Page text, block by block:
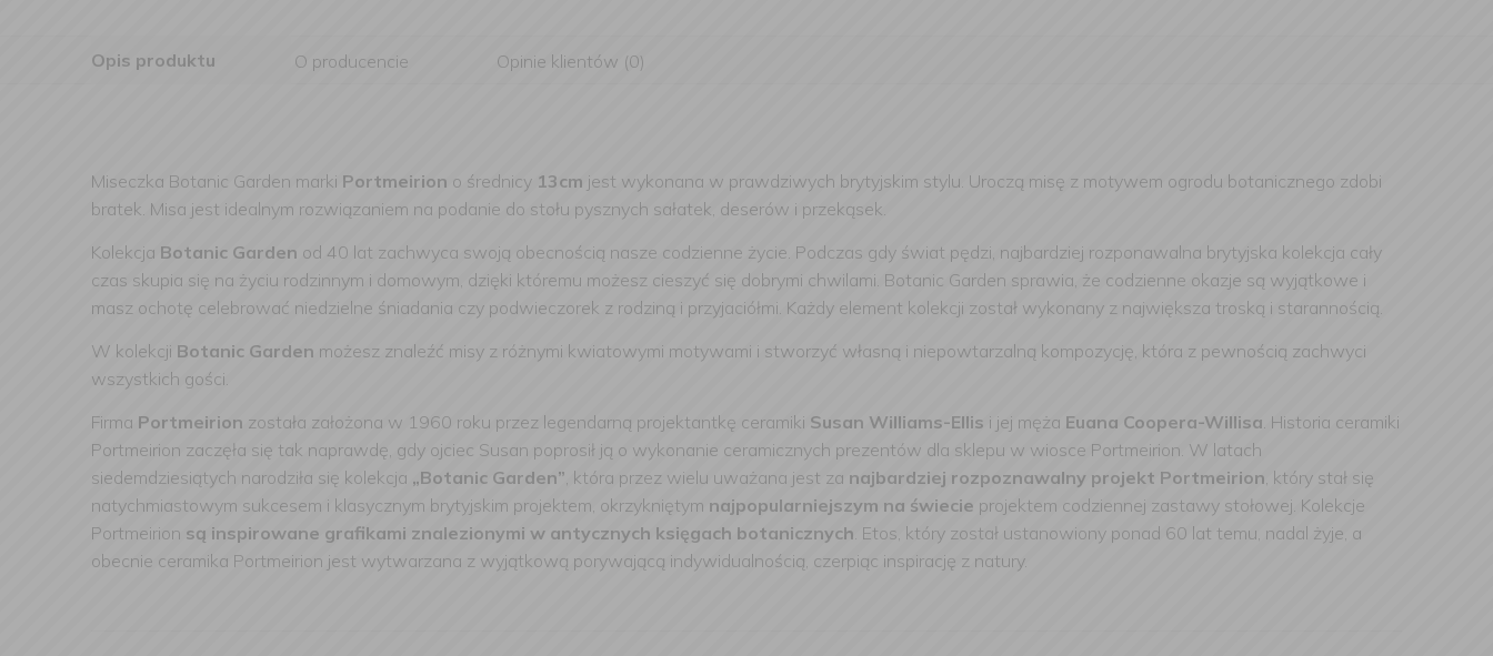
Opis produktu O producencie Opinie klientów (0)
Miseczka Botanic Garden marki Portmeirion o średnicy 13cm jest wykonana w prawdziwych brytyjskim stylu. Uroczą misę z motywem ogrodu botanicznego zdobi
bratek. Misa jest idealnym rozwiązaniem na podanie do stołu pysznych sałatek, deserów i przekąsek.
Kolekcja Botanic Garden od 40 lat zachwyca swoją obecnością nasze codzienne życie. Podczas gdy świat pędzi, najbardziej rozponawalna brytyjska kolekcja cały
czas skupia się na życiu rodzinnym i domowym, dzięki któremu możesz cieszyć się dobrymi chwilami. Botanic Garden sprawia, że codzienne okazje są wyjątkowe i
masz ochotę celebrować niedzielne śniadania czy podwieczorek z rodziną i przyjaciółmi. Każdy element kolekcji został wykonany z największa troską i starannością.
W kolekcji Botanic Garden możesz znaleźć misy z różnymi kwiatowymi motywami i stworzyć własną i niepowtarzalną kompozycję, która z pewnością zachwyci
wszystkich gości.
Firma Portmeirion została założona w 1960 roku przez legendarną projektantkę ceramiki Susan Williams-Ellis i jej męża Euana Coopera-Willisa. Historia ceramiki
Portmeirion zaczęła się tak naprawdę, gdy ojciec Susan poprosił ją o wykonanie ceramicznych prezentów dla sklepu w wiosce Portmeirion. W latach
siedemdziesiątych narodziła się kolekcja „Botanic Garden”, która przez wielu uważana jest za najbardziej rozpoznawalny projekt Portmeirion, który stał się
natychmiastowym sukcesem i klasycznym brytyjskim projektem, okrzykniętym najpopularniejszym na świecie projektem codziennej zastawy stołowej. Kolekcje
Portmeirion są inspirowane grafikami znalezionymi w antycznych księgach botanicznych. Etos, który został ustanowiony ponad 60 lat temu, nadal żyje, a
obecnie ceramika Portmeirion jest wytwarzana z wyjątkową porywającą indywidualnością, czerpiąc inspirację z natury.